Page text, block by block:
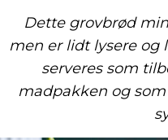
Dette grovbrød
men er lidt lysere og
serveres som
madpakken og